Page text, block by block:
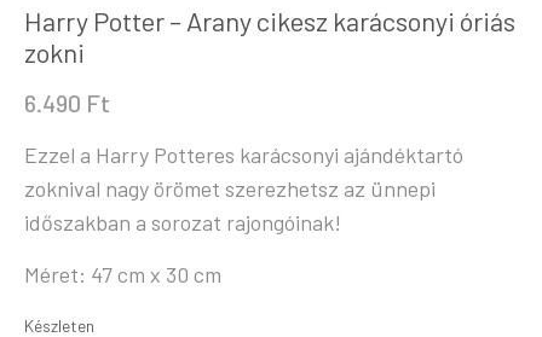
Harry Potter – Arany cikesz karácsonyi óriás
zokni
6.490 Ft
Ezzel a Harry Potteres karácsonyi ajándéktartó
zoknival nagy örömet szerezhetsz az ünnepi
időszakban a sorozat rajongóinak!
Méret: 47 cm x 30 cm
Készleten